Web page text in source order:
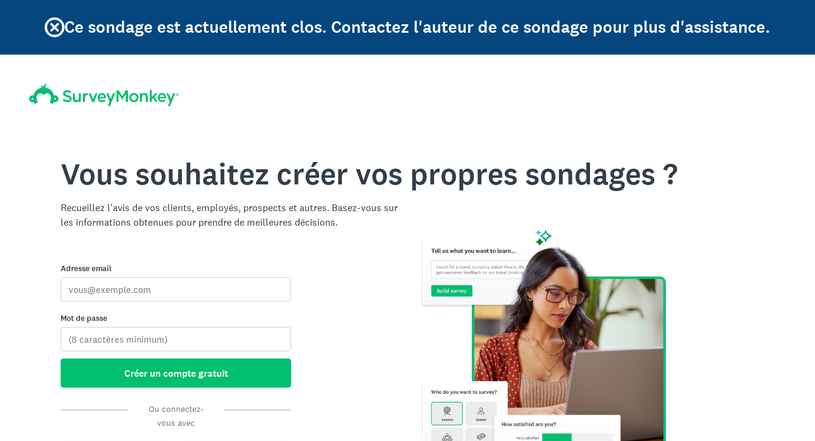
Ce sondage est actuellement clos. Contactez l'auteur de ce sondage pour plus d'assistance.
Vous souhaitez créer vos propres sondages ?
Recueillez l'avis de vos clients, employés, prospects et autres. Basez-vous sur
les informations obtenues pour prendre de meilleures décisions.
Adresse email
Mot de passe
Créer un compte gratuit
Ou connectez-
vous avec